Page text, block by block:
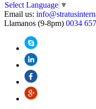
Select Language ▼
Email us:
Llamanos (9-8pm) 0034